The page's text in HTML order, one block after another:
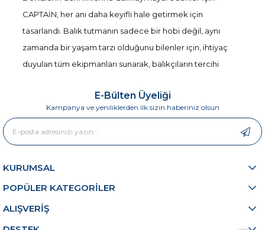
CAPTAİN, her anı daha keyifli hale getirmek için
tasarlandı. Balık tutmanın sadece bir hobi değil, aynı
zamanda bir yaşam tarzı olduğunu bilenler için, ihtiyaç
duyulan tüm ekipmanları sunarak, balıkçıların tercihi
getiren CAPTAİN, bu alandaki sunduğu geniş ürün
yelpazesi ile dikkat çekiyor.
Ürün Yelpazesi ve Kullanım Alanları
gram atar kapasitesi ile her türlü balık avına uygun bir
E-Bülten Üyeliği
Kampanya ve yeniliklerden ilk sizin haberiniz olsun
KURUMSAL
POPÜLER KATEGORİLER
ALIŞVERİŞ